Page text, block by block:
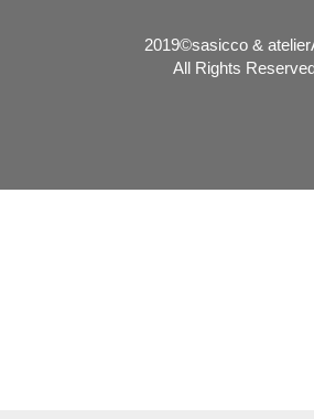
2019©️sasicco &
All Rights